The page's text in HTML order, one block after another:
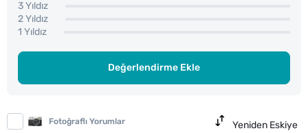
3 Yıldız
2 Yıldız
1 Yıldız
Değerlendirme Ekle
Fotoğraflı Yorumlar Yeniden Eskiye